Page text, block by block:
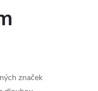
značek